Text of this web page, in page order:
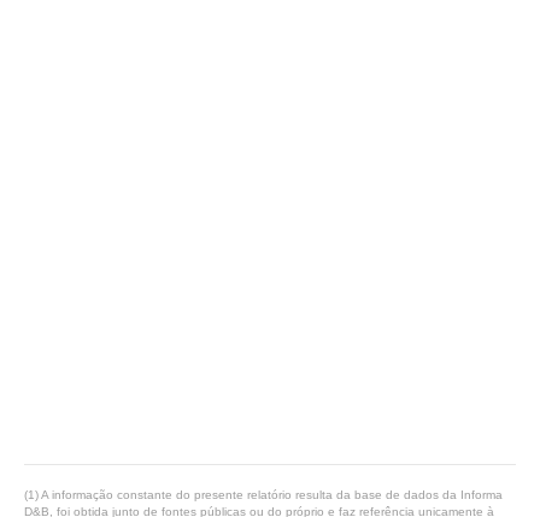
(1) A informação constante do presente relatório resulta da base de dados da Informa
D&B, foi obtida junto de fontes públicas ou do próprio e faz referência unicamente à